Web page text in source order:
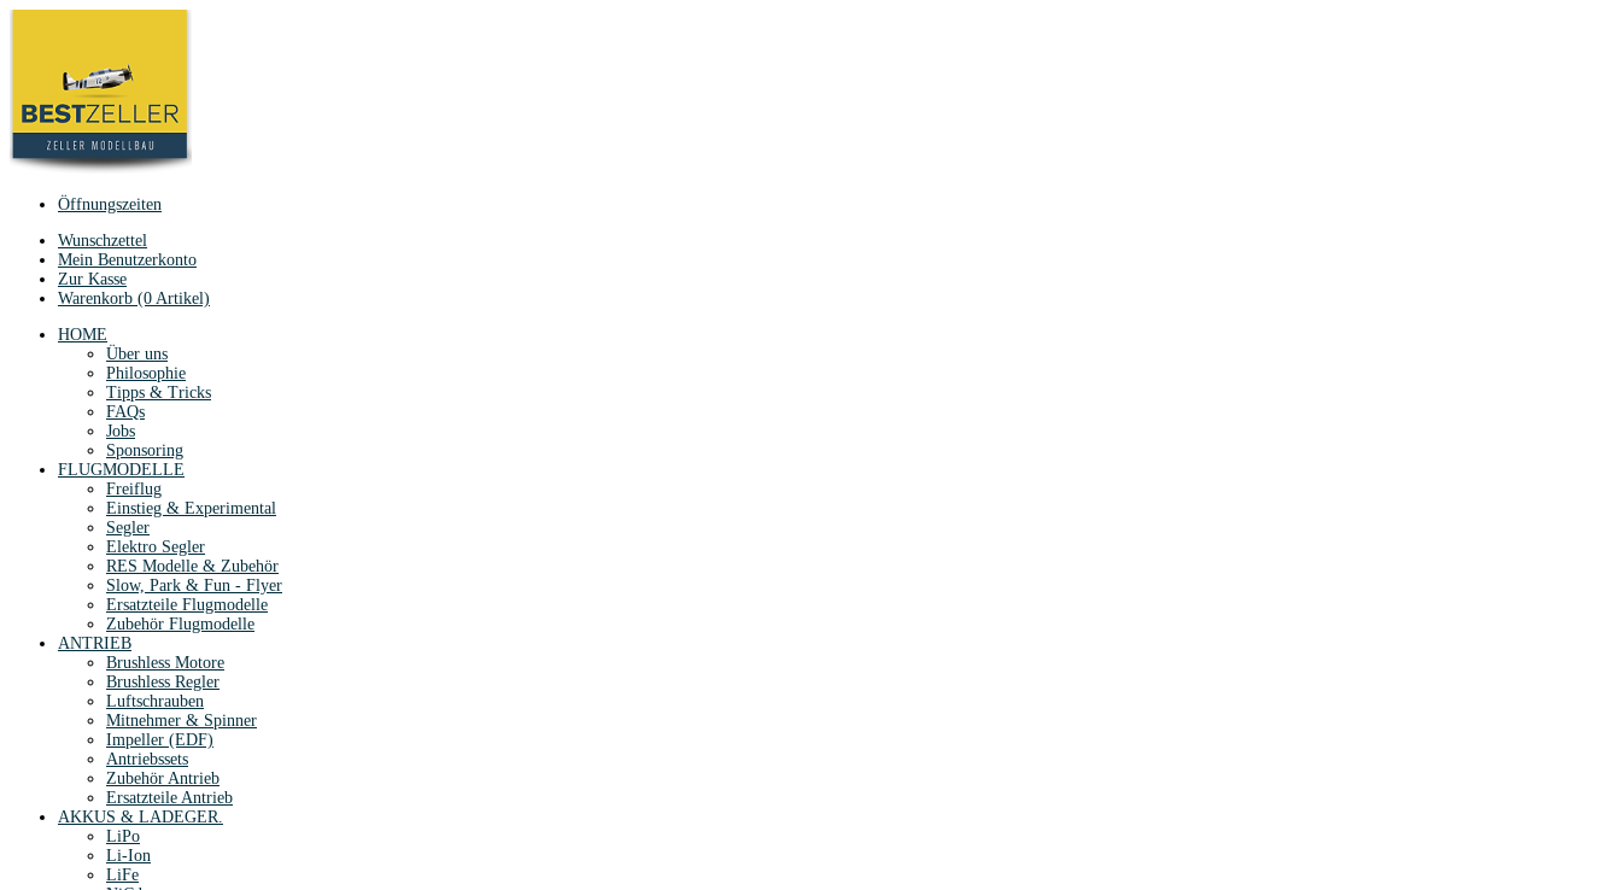
Öffnungszeiten
Wunschzettel
Mein Benutzerkonto
Zur Kasse
Warenkorb (0 Artikel)
HOME
Über uns
Philosophie
Tipps & Tricks
FAQs
Jobs
Sponsoring
FLUGMODELLE
Freiflug
Einstieg & Experimental
Segler
Elektro Segler
RES Modelle & Zubehör
Slow, Park & Fun - Flyer
Ersatzteile Flugmodelle
Zubehör Flugmodelle
ANTRIEB
Brushless Motore
Brushless Regler
Luftschrauben
Mitnehmer & Spinner
Impeller (EDF)
Antriebssets
Zubehör Antrieb
Ersatzteile Antrieb
AKKUS & LADEGER.
LiPo
Li-Ion
LiFe